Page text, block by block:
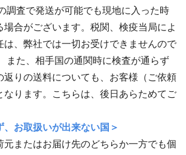
調査で発送が可能でも現地に入った時
場合がございます。税関、検疫当局によ
は、弊社では一切お受けできませんので
また、相手国の通関時に検査が通らず
返りの送料についても、お客様（ご依頼
なります。こちらは、後日あらためてご
、お取扱いが出来ない国＞
元またはお届け先のどちらか一方でも個